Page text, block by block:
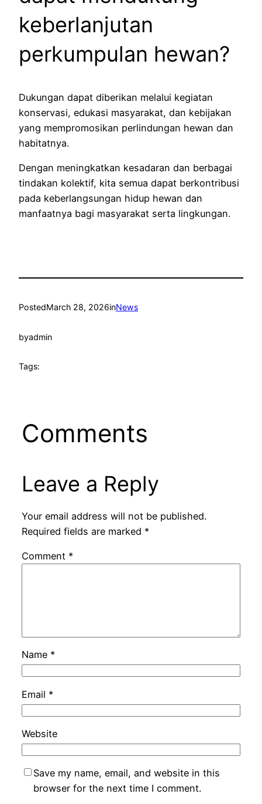
keberlanjutan
perkumpulan hewan?
Dukungan dapat diberikan melalui kegiatan
konservasi, edukasi masyarakat, dan kebijakan
yang mempromosikan perlindungan hewan dan
habitatnya.
Dengan meningkatkan kesadaran dan berbagai
tindakan kolektif, kita semua dapat berkontribusi
pada keberlangsungan hidup hewan dan
manfaatnya bagi masyarakat serta lingkungan.
PostedMarch 28, 2026inNews
byadmin
Tags:
Comments
Leave a Reply
Your email address will not be published.
Required fields are marked *
Comment *
Name *
Email *
Website
Save my name, email, and website in this
browser for the next time I comment.